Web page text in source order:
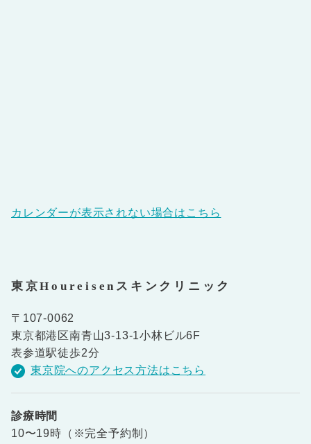
カレンダーが表示されない場合はこちら
東京Houreisenスキンクリニック
〒107-0062
東京都港区南青山3-13-1小林ビル6F
表参道駅徒歩2分
東京院へのアクセス方法はこちら
診療時間
10〜19時（※完全予約制）